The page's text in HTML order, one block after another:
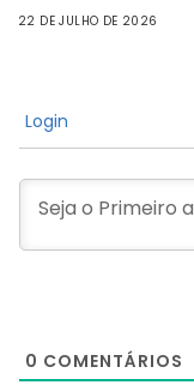
22 DE JULHO DE 2026
Login
0 COMENTÁRIOS